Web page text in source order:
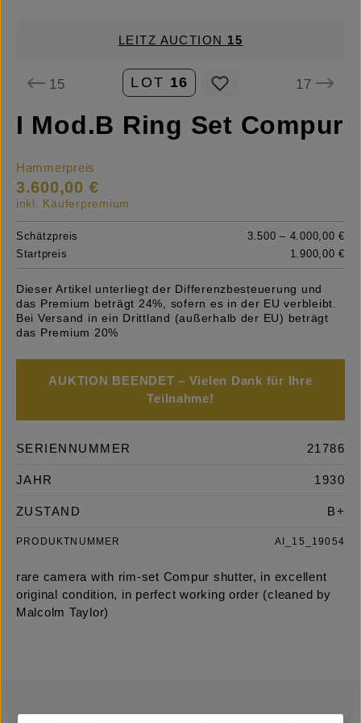
LEITZ AUCTION 15
15 LOT 16 17
I Mod.B Ring Set Compur
Hammerpreis
3.600,00 €
inkl. Käuferpremium
Schätzpreis
3.500 – 4.000,00 €
Startpreis
1.900,00 €
Dieser Artikel unterliegt der Differenzbesteuerung und
das Premium beträgt 24%, sofern es in der EU verbleibt.
Bei Versand in ein Drittland (außerhalb der EU) beträgt
das Premium 20%
AUKTION BEENDET – Vielen Dank für Ihre
Teilnahme!
SERIENNUMMER 21786
JAHR 1930
ZUSTAND B+
PRODUKTNUMMER AI_15_19054
rare camera with rim-set Compur shutter, in excellent
original condition, in perfect working order (cleaned by
Malcolm Taylor)